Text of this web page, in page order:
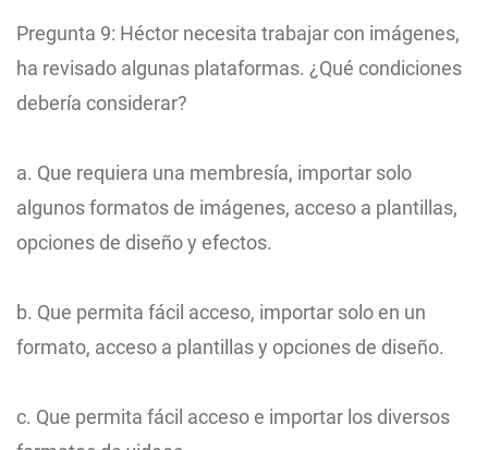
Pregunta 9: Héctor necesita trabajar con imágenes,
ha revisado algunas plataformas. ¿Qué condiciones
debería considerar?
a. Que requiera una membresía, importar solo
algunos formatos de imágenes, acceso a plantillas,
opciones de diseño y efectos.
b. Que permita fácil acceso, importar solo en un
formato, acceso a plantillas y opciones de diseño.
c. Que permita fácil acceso e importar los diversos